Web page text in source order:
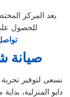
يعد المركز
للحصول
صيانة
نسعى لتوفير
دايو المنزلية،